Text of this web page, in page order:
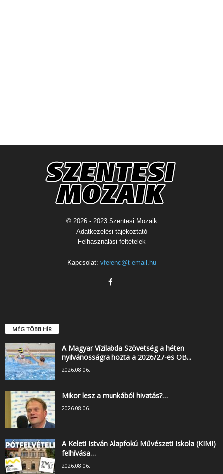
© 2026 - 2023 Szentesi Mozaik
Adatkezelési tájékoztató
Felhasználási feltételek
Kapcsolat: vferenc@t-email.hu
MÉG TÖBB HÍR
A Magyar Vízilabda Szövetség a héten
nyilvánosságra hozta a 2026/27-es OB...
2026.08.06.
Mikor lesz a munkából hivatás?…
2026.08.06.
A Keleti István Alapfokú Művészeti Iskola (KIMI)
felhívása…
2026.08.06.